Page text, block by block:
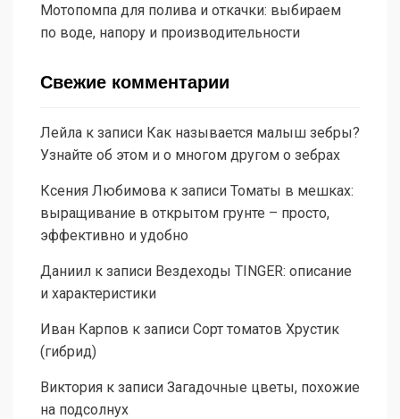
Мотопомпа для полива и откачки: выбираем
по воде, напору и производительности
Свежие комментарии
Лейла к записи Как называется малыш зебры?
Узнайте об этом и о многом другом о зебрах
Ксения Любимова к записи Томаты в мешках:
выращивание в открытом грунте – просто,
эффективно и удобно
Даниил к записи Вездеходы TINGER: описание
и характеристики
Иван Карпов к записи Сорт томатов Хрустик
(гибрид)
Виктория к записи Загадочные цветы, похожие
на подсолнух